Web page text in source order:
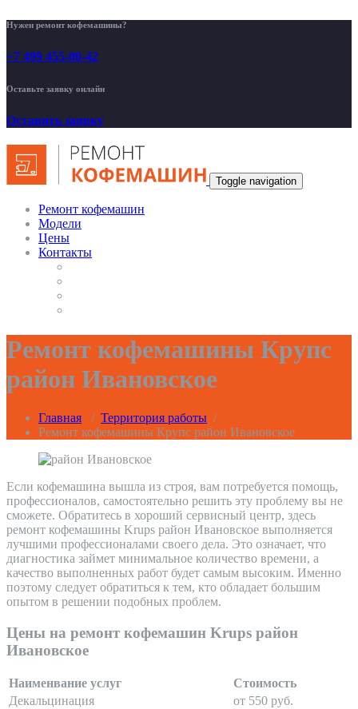
Нужен ремонт кофемашины?
+7 499 455-00-42
Оставьте заявку онлайн
Оставить заявку
Toggle navigation
Ремонт кофемашин
Модели
Цены
Контакты
Ремонт кофемашины Крупс
район Ивановское
Главная / Территория работы /
Ремонт кофемашины Крупс район Ивановское
Если кофемашина вышла из строя, вам потребуется помощь,
профессионалов, самостоятельно решить эту проблему вы не
сможете. Обратитесь в хороший сервисный центр, здесь
ремонт кофемашины Krups район Ивановское выполняется
лучшими профессионалами своего дела. Это означает, что
диагностика займет минимальное количество времени, а
качество выполненных работ будет самым высоким. Именно
поэтому следует обратиться к тем, кто обладает большим
опытом в решении подобных проблем.
Цены на ремонт кофемашин Krups район
Ивановское
Наименвание услуг
Стоимость
Декальцинация
от 550 руб.